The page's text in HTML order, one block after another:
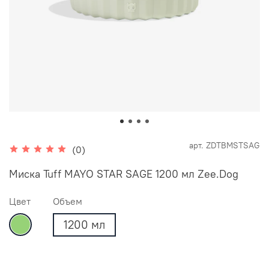
(0) арт. ZDTBMSTSAG
Миска Tuff MAYO STAR SAGE 1200 мл Zee.Dog
Цвет Объем
1200 мл